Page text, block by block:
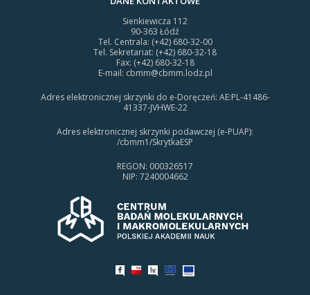
Sienkiewicza 112
90-363 Łódź
Tel. Centrala: (+42) 680-32-00
Tel. Sekretariat: (+42) 680-32-18
Fax: (+42) 680-32-18
E-mail: cbmm@cbmm.lodz.pl
Adres elektronicznej skrzynki do e-Doręczeń: AE:PL-41486-
41337-JVHWE-22
Adres elektronicznej skrzynki podawczej (e-PUAP):
/cbmm1/SkrytkaESP
REGON: 000326517
NIP: 7240004662